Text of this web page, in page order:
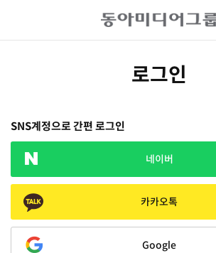
로그인
SNS계정으로 간편 로그인
네이버
카카오톡
Google